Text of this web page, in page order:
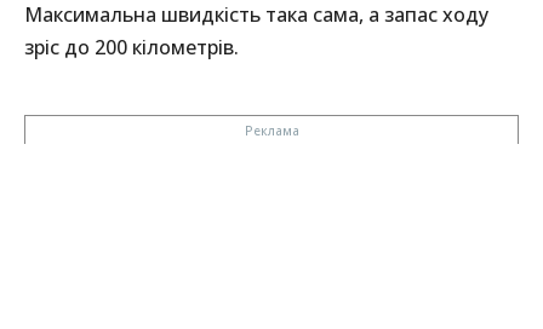
Максимальна швидкість така сама, а запас ходу
зріс до 200 кілометрів.